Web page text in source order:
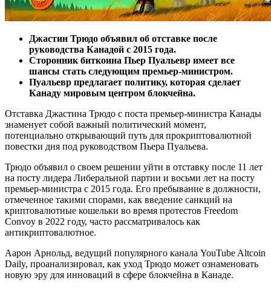
Джастин Трюдо объявил об отставке после
руководства Канадой с 2015 года.
Сторонник биткоина Пьер Пуальевр имеет все
шансы стать следующим премьер-министром.
Пуальевр предлагает политику, которая сделает
Канаду мировым центром блокчейна.
Отставка Джастина Трюдо с поста премьер-министра Канады
знаменует собой важный политический момент,
потенциально открывающий путь для прокриптовалютной
повестки дня под руководством Пьера Пуальева.
Трюдо объявил о своем решении уйти в отставку после 11 лет
на посту лидера Либеральной партии и восьми лет на посту
премьер-министра с 2015 года. Его пребывание в должности,
отмеченное такими спорами, как введение санкций на
криптовалютные кошельки во время протестов Freedom
Convoy в 2022 году, часто рассматривалось как
антикриптовалютное.
Аарон Арнольд, ведущий популярного канала YouTube Altcoin
Daily, проанализировал, как уход Трюдо может ознаменовать
новую эру для инноваций в сфере блокчейна в Канаде.